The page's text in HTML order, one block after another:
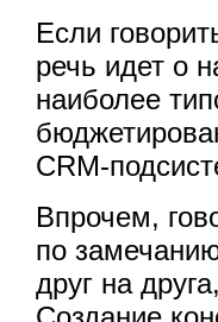
Если
речь идет о
наиболее
CRM-
Впрочем,
по
друг на